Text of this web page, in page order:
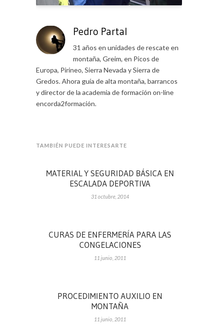
Pedro Partal
31 años en unidades de rescate en
montaña, Greim, en Picos de
Europa, Pirineo, Sierra Nevada y Sierra de
Gredos. Ahora guía de alta montaña, barrancos
y director de la academia de formación on-line
encorda2formación.
TAMBIÉN PUEDE INTERESARTE
MATERIAL Y SEGURIDAD BÁSICA EN
ESCALADA DEPORTIVA
31 octubre, 2014
CURAS DE ENFERMERÍA PARA LAS
CONGELACIONES
11 junio, 2011
PROCEDIMIENTO AUXILIO EN
MONTAÑA
11 junio, 2011